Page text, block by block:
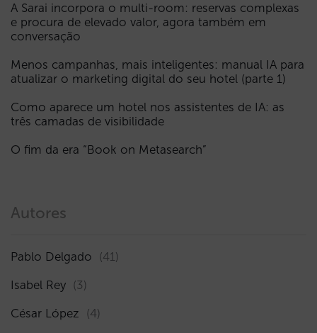
A Sarai incorpora o multi-room: reservas complexas
e procura de elevado valor, agora também em
conversação
Menos campanhas, mais inteligentes: manual IA para
atualizar o marketing digital do seu hotel (parte 1)
Como aparece um hotel nos assistentes de IA: as
três camadas de visibilidade
O fim da era “Book on Metasearch”
Autores
Pablo Delgado (41)
Isabel Rey (3)
César López (4)